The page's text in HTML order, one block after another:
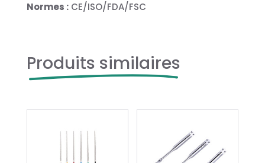
Normes :CE/ISO/FDA/FSC
Produits similaires